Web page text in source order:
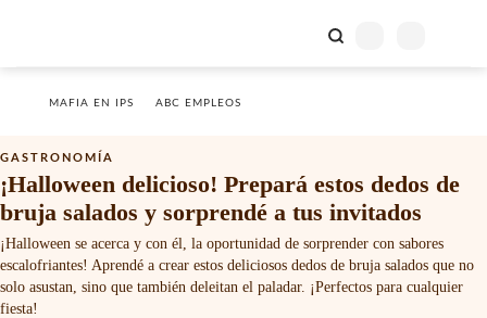
MAFIA EN IPS ABC EMPLEOS
GASTRONOMÍA
¡Halloween delicioso! Prepará estos dedos de
bruja salados y sorprendé a tus invitados
¡Halloween se acerca y con él, la oportunidad de sorprender con sabores
escalofriantes! Aprendé a crear estos deliciosos dedos de bruja salados que no
solo asustan, sino que también deleitan el paladar. ¡Perfectos para cualquier
fiesta!